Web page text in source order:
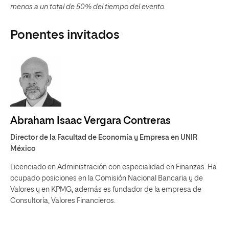
menos a un total de 50% del tiempo del evento.
Ponentes invitados
Abraham Isaac Vergara Contreras
Director de la Facultad de Economía y Empresa en UNIR
México
Licenciado en Administración con especialidad en Finanzas. Ha
ocupado posiciones en la Comisión Nacional Bancaria y de
Valores y en KPMG, además es fundador de la empresa de
Consultoría, Valores Financieros.